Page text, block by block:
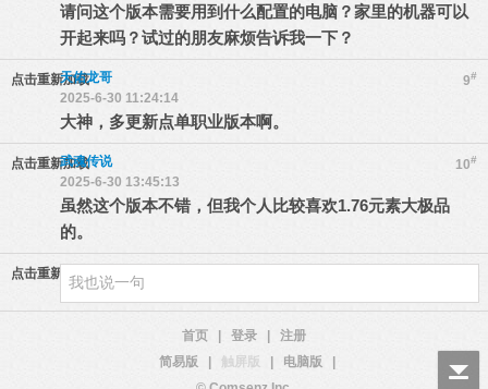
请问这个版本需要用到什么配置的电脑？家里的机器可以
开起来吗？试过的朋友麻烦告诉我一下？
点击重新加载 9#
天佑龙哥
2025-6-30 11:24:14
大神，多更新点单职业版本啊。
点击重新加载 10#
武魂传说
2025-6-30 13:45:13
虽然这个版本不错，但我个人比较喜欢1.76元素大极品
的。
点击重新加载
首页 | 登录 |
注册
简易版
| 触屏版 | 电脑版
|